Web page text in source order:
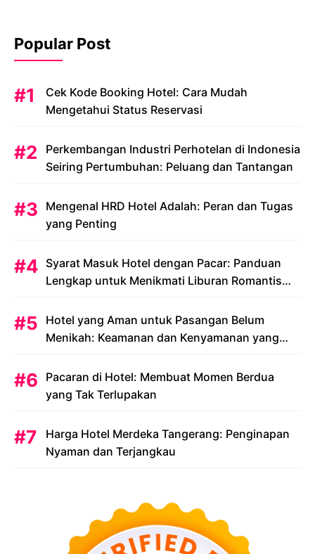
Popular Post
Cek Kode Booking Hotel: Cara Mudah
Mengetahui Status Reservasi
Perkembangan Industri Perhotelan di Indonesia
Seiring Pertumbuhan: Peluang dan Tantangan
Mengenal HRD Hotel Adalah: Peran dan Tugas
yang Penting
Syarat Masuk Hotel dengan Pacar: Panduan
Lengkap untuk Menikmati Liburan Romantis
Hotel yang Aman untuk Pasangan Belum
Menikah: Keamanan dan Kenyamanan yang
Pacaran di Hotel: Membuat Momen Berdua
yang Tak Terlupakan
Harga Hotel Merdeka Tangerang: Penginapan
Nyaman dan Terjangkau